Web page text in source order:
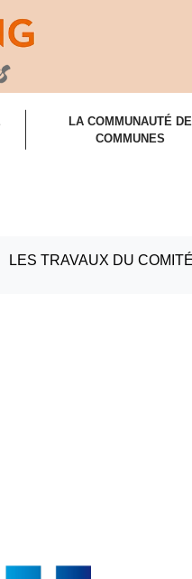
LA COMMUNAUTÉ DE
COMMUNES
LES TRAVAUX DU